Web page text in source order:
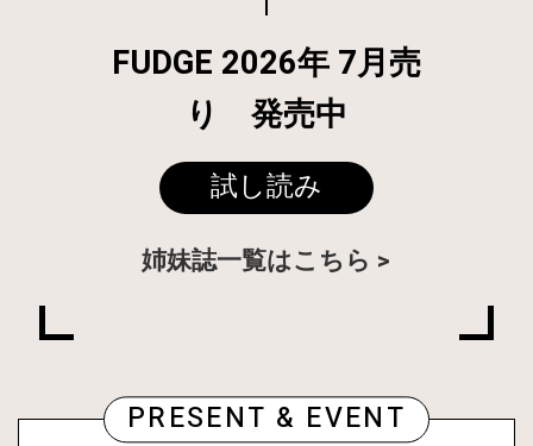
FUDGE 2026年 7月売
り 発売中
試し読み
姉妹誌一覧はこちら
PRESENT & EVENT